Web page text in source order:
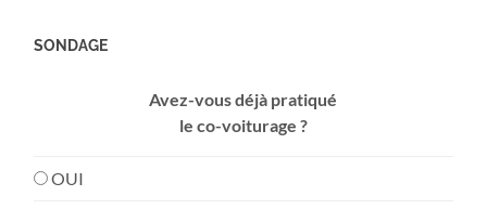
SONDAGE
Avez-vous déjà pratiqué
le co-voiturage ?
OUI